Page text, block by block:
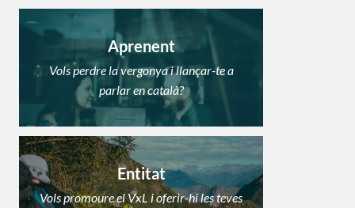
Aprenent
Vols perdre la vergonya i llançar-te a
parlar en català?
Entitat
Vols promoure el VxL i oferir-hi les teves